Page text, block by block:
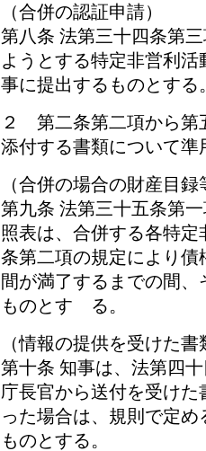
（合併の認証申請）
第八条 法第三十四条第
ようとする特定非営利
事に提出するものとする
２ 第二条第二項から第
添付する書類について準
（合併の場合の財産目
第九条 法第三十五条第
照表は、合併する各特
条第二項の規定により
間が満了するまでの間
ものとす る。
（情報の提供を受けた
第十条 知事は、法第四
庁長官から送付を受け
った場合は、規則で定
ものとする。